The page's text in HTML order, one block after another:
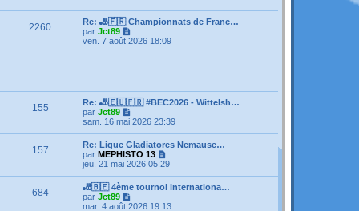
s
a
e
r
m
e
s
e
d
e
r
m
s
s
a
g
e
2260
Re: 🎳🇫🇷 Championnats de Franc…
par Jct89
o
e
r
n
i
e
r
m
e
s
s
a
g
ven. 7 août 2026 18:09
155
Re: 🎳🇪🇺🇫🇷 #BEC2026 - Wittelsh…
par Jct89
o
r
l
e
d
e
r
i
sam. 16 mai 2026 23:39
157
Re: Ligue Gladiatores Nemause…
par MEPHISTO 13
o
r
l
e
jeu. 21 mai 2026 05:29
684
🎳🇧🇪 4ème tournoi internationa…
par Jct89
o
mar. 4 août 2026 19:13